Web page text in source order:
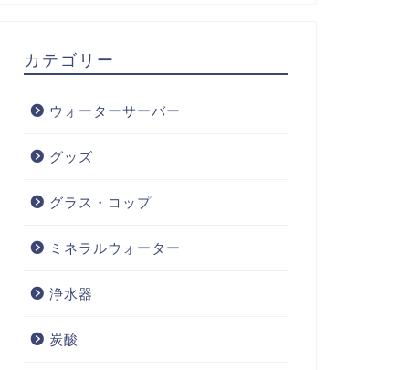
カテゴリー
ウォーターサーバー
グッズ
グラス・コップ
ミネラルウォーター
浄水器
炭酸